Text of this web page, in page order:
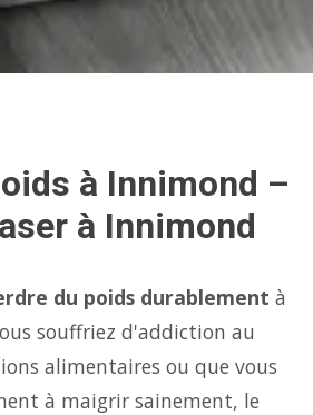
à Innimond –
à Innimond
du poids durablement à
souffriez d'addiction au
alimentaires ou que vous
à maigrir sainement, le